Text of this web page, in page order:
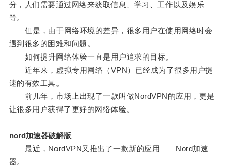
分，人们需要通过网络来获取信息、学习、工作以及娱乐
等。
但是，由于网络环境的差异，很多用户在使用网络时会
遇到很多的困难和问题。
如何提升网络体验一直是用户追求的目标。
近年来，虚拟专用网络（VPN）已经成为了很多用户提
速的有效工具。
前几年，市场上出现了一款叫做NordVPN的应用，更是
让很多用户获得了更好的网络体验。
nord加速器破解版
最近，NordVPN又推出了一款新的应用——Nord加速
器。